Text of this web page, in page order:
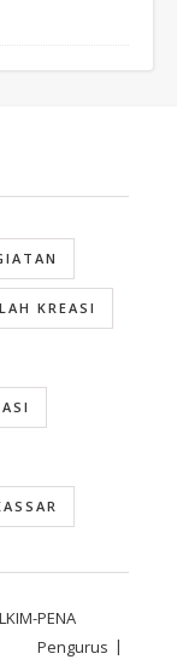
KREASI
PENA
Pengurus